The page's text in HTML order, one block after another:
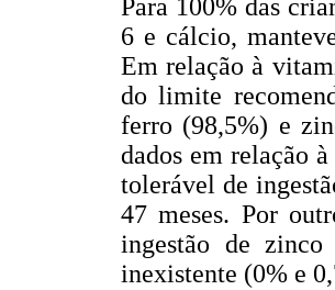
Para 100% das
6 e cálcio,
Em relação à
do limite
ferro (98,5%) e
dados em relação
tolerável de
47 meses. Por
ingestão de
inexistente (0% e